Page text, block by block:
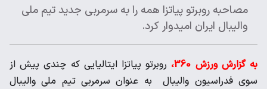
مصاحبه روبرتو پیاتزا همه را به سرمربی جدید تیم ملی
والیبال ایران امیدوار کرد.
به گزارش ورزش 360،
روبرتو پیاتزا ایتالیایی که چندی پیش از
سوی فدراسیون والیبال به عنوان سرمربی تیم ملی والیبال